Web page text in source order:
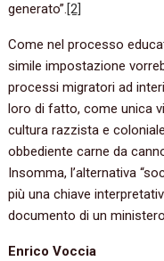
generato”.[2]
Come nel processo
simile impostazione
processi migratori ad
loro di fatto, come unica
cultura razzista e
obbediente carne da
Insomma, l’alternativa
più una chiave
documento di un
Enrico Voccia